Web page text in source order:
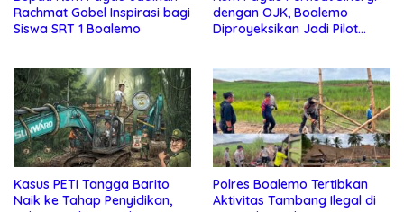
Rachmat Gobel Inspirasi bagi
Siswa SRT 1 Boalemo
dengan OJK, Boalemo
Diproyeksikan Jadi Pilot
Kasus PETI Tangga Barito
Naik ke Tahap Penyidikan,
Polres Boalemo Tertibkan
Aktivitas Tambang Ilegal di